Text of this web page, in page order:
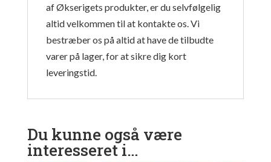
af Økserigets produkter, er du selvfølgelig
altid velkommen til at kontakte os. Vi
bestræber os på altid at have de tilbudte
varer på lager, for at sikre dig kort
leveringstid.
Du kunne også være
interesseret i…